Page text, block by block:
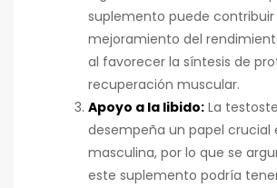
suplemento puede contribuir
mejoramiento del
al favorecer la síntesis de
recuperación muscular.
Apoyo a la libido: La
desempeña un papel crucial
masculina, por lo que se
este suplemento podría